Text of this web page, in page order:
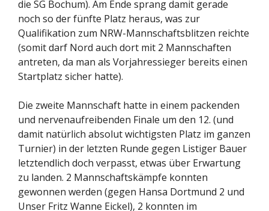
die SG Bochum). Am Ende sprang damit gerade
noch so der fünfte Platz heraus, was zur
Qualifikation zum NRW-Mannschaftsblitzen reichte
(somit darf Nord auch dort mit 2 Mannschaften
antreten, da man als Vorjahressieger bereits einen
Startplatz sicher hatte).
Die zweite Mannschaft hatte in einem packenden
und nervenaufreibenden Finale um den 12. (und
damit natürlich absolut wichtigsten Platz im ganzen
Turnier) in der letzten Runde gegen Listiger Bauer
letztendlich doch verpasst, etwas über Erwartung
zu landen. 2 Mannschaftskämpfe konnten
gewonnen werden (gegen Hansa Dortmund 2 und
Unser Fritz Wanne Eickel), 2 konnten im